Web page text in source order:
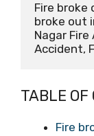
Fire broke
broke out
Nagar
Accident,
TABLE OF
Fire